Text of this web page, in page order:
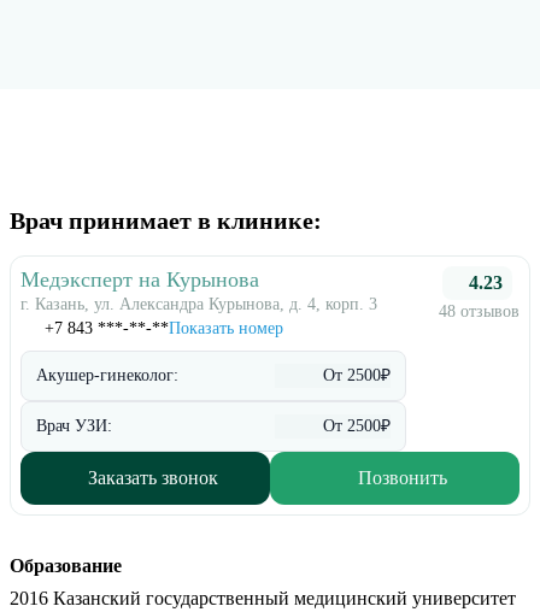
Врач принимает в клинике:
Медэксперт на Курынова
г. Казань, ул. Александра Курынова, д. 4, корп. 3
+7 843 ***-**-**Показать номер
4.23
48 отзывов
Акушер-гинеколог: От 2500₽
Врач УЗИ: От 2500₽
Заказать звонок Позвонить
Образование
2016 Казанский государственный медицинский университет